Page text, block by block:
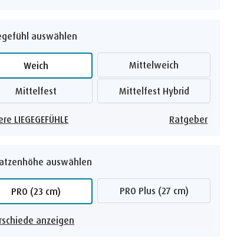
auswählen
Weich Mittelweich
Mittelfest Mittelfest Hybrid
LIEGEGEFÜHLE Ratgeber
auswählen
PRO (23 cm) PRO Plus (27 cm)
anzeigen